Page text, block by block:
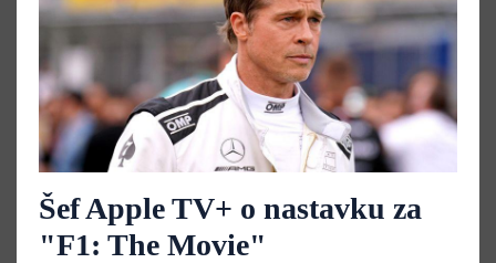
Šef Apple TV+ o nastavku za
"F1: The Movie"